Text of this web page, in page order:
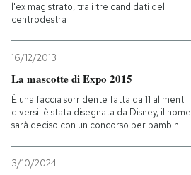
l'ex magistrato, tra i tre candidati del
centrodestra
16/12/2013
La mascotte di Expo 2015
È una faccia sorridente fatta da 11 alimenti
diversi: è stata disegnata da Disney, il nome
sarà deciso con un concorso per bambini
3/10/2024